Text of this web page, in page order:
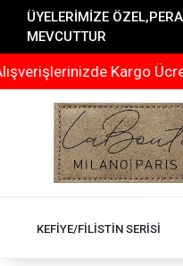
ÜYELERİMİZE
MEVCUTTUR
Kargo
KEFİYE/FİLİSTİN SERİSİ